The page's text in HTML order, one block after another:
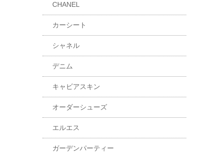
CHANEL
カーシート
シャネル
デニム
キャビアスキン
オーダーシューズ
エルエス
ガーデンパーティー